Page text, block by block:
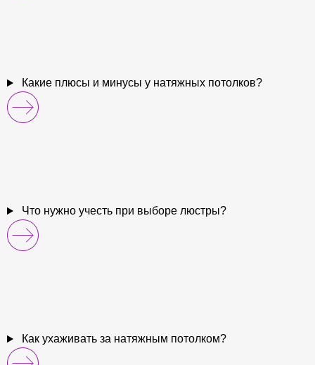
Какие плюсы и минусы у натяжных потолков?
Что нужно учесть при выборе люстры?
Как ухаживать за натяжным потолком?